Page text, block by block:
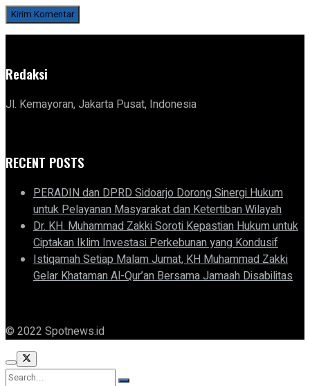
Redaksi
Jl. Kemayoran, Jakarta Pusat, Indonesia
RECENT POSTS
PERADIN dan DPRD Sidoarjo Dorong Sinergi Hukum
untuk Pelayanan Masyarakat dan Ketertiban Wilayah
Dr. KH. Muhammad Zakki Soroti Kepastian Hukum untuk
Ciptakan Iklim Investasi Perkebunan yang Kondusif
Istiqamah Setiap Malam Jumat, KH Muhammad Zakki
Gelar Khataman Al-Qur’an Bersama Jamaah Disabilitas
© 2022 Spotnews.id